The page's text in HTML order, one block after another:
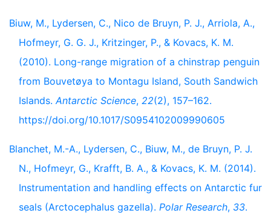
Biuw, M., Lydersen, C., Nico de Bruyn, P. J., Arriola, A.,
Hofmeyr, G. G. J., Kritzinger, P., & Kovacs, K. M.
(2010). Long-range migration of a chinstrap penguin
from Bouvetøya to Montagu Island, South Sandwich
Islands.Antarctic Science, 22(2), 157–162.
https://doi.org/10.1017/S0954102009990605
Blanchet, M.-A., Lydersen, C., Biuw, M., de Bruyn, P. J.
N., Hofmeyr, G., Krafft, B. A., & Kovacs, K. M. (2014).
Instrumentation and handling effects on Antarctic fur
seals (Arctocephalus gazella). Polar Research, 33.